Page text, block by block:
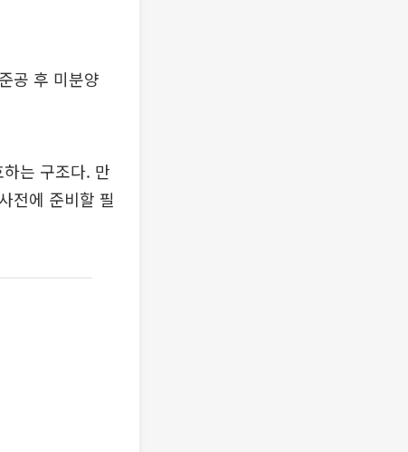
공 후 미분양
는 구조다. 만
전에 준비할 필